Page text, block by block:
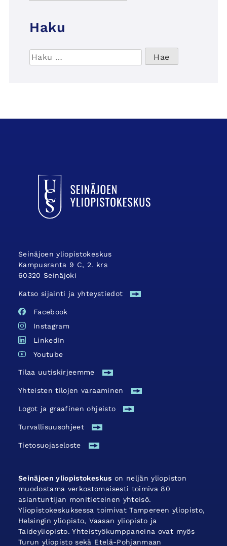
Haku
Haku:
Seinäjoen yliopistokeskus
Kampusranta 9 C, 2. krs
60320 Seinäjoki
Katso sijainti ja yhteystiedot
Facebook
Instagram
LinkedIn
Youtube
Tilaa uutiskirjeemme
Yhteisten tilojen varaaminen
Logot ja graafinen ohjeisto
Turvallisuus­ohjeet
Tietosuojaseloste
Seinäjoen yliopistokeskus on neljän yliopiston
muodostama verkostomaisesti toimiva 80
asiantuntijan monitieteinen yhteisö.
Yliopistokeskuksessa toimivat Tampereen yliopisto,
Helsingin yliopisto, Vaasan yliopisto ja
Taideyliopisto. Yhteistyökumppaneina ovat myös
Turun yliopisto sekä Etelä-Pohjanmaan